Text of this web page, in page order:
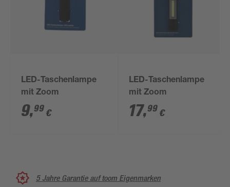
LED-Taschenlampe
mit Zoom
9,99 €
LED-Taschenlampe
mit Zoom
17,99 €
5 Jahre Garantie auf toom Eigenmarken